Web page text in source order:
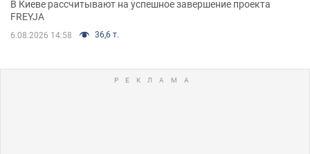
В Киеве рассчитывают на успешное завершение проекта
FREYJA
6.08.2026 14:58 36,6 т.